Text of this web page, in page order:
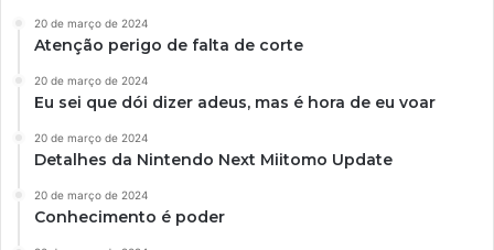
20 de março de 2024
Atenção perigo de falta de corte
20 de março de 2024
Eu sei que dói dizer adeus, mas é hora de eu voar
20 de março de 2024
Detalhes da Nintendo Next Miitomo Update
20 de março de 2024
Conhecimento é poder